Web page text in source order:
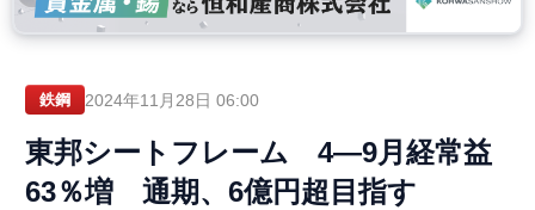
鉄鋼 2024年11月28日 06:00
東邦シートフレーム 4―9月経常益
63％増 通期、6億円超目指す